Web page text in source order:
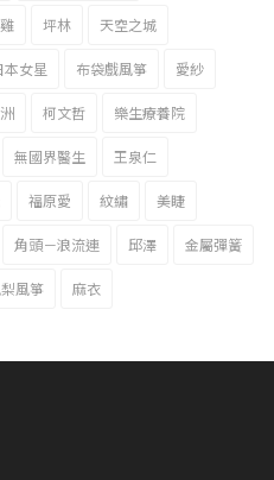
坪林 天空之城
本女星 布袋戲風箏 愛紗
柯文哲 樂生療養院
無國界醫生 王泉仁
福原愛 紋繡 美睫
角頭－浪流連 邱澤 金屬彈簧
風箏 麻衣